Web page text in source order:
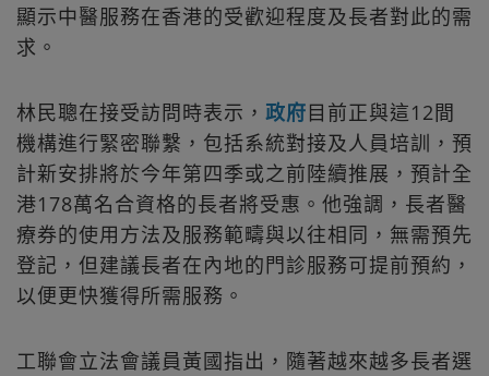
顯示中醫服務在香港的受歡迎程度及長者對此的需
求。
林民聰在接受訪問時表示， 政府目前正與這12間
機構進行緊密聯繫，包括系統對接及人員培訓，預
計新安排將於今年第四季或之前陸續推展，預計全
港178萬名合資格的長者將受惠。他強調，長者醫
療券的使用方法及服務範疇與以往相同，無需預先
登記，但建議長者在內地的門診服務可提前預約，
以便更快獲得所需服務。
工聯會立法會議員黃國指出，隨著越來越多長者選